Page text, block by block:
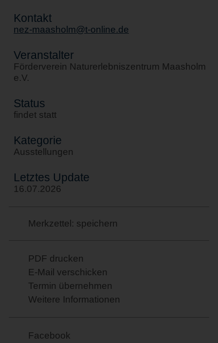
Kontakt
nez-maasholm@t-online.de
Veranstalter
Förderverein Naturerlebniszentrum Maasholm
e.V.
Status
findet statt
Kategorie
Ausstellungen
Letztes Update
16.07.2026
Merkzettel: speichern
PDF drucken
E-Mail verschicken
Termin übernehmen
Weitere Informationen
Facebook